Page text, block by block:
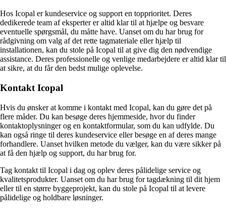
Hos Icopal er kundeservice og support en topprioritet. Deres
dedikerede team af eksperter er altid klar til at hjælpe og besvare
eventuelle spørgsmål, du måtte have. Uanset om du har brug for
rådgivning om valg af det rette tagmateriale eller hjælp til
installationen, kan du stole på Icopal til at give dig den nødvendige
assistance. Deres professionelle og venlige medarbejdere er altid klar til
at sikre, at du får den bedst mulige oplevelse.
Kontakt Icopal
Hvis du ønsker at komme i kontakt med Icopal, kan du gøre det på
flere måder. Du kan besøge deres hjemmeside, hvor du finder
kontaktoplysninger og en kontaktformular, som du kan udfylde. Du
kan også ringe til deres kundeservice eller besøge en af deres mange
forhandlere. Uanset hvilken metode du vælger, kan du være sikker på
at få den hjælp og support, du har brug for.
Tag kontakt til Icopal i dag og oplev deres pålidelige service og
kvalitetsprodukter. Uanset om du har brug for tagdækning til dit hjem
eller til en større byggeprojekt, kan du stole på Icopal til at levere
pålidelige og holdbare løsninger.